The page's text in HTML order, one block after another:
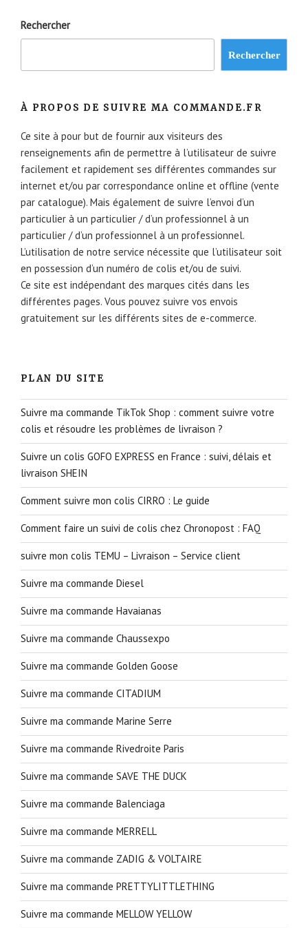
Rechercher
Rechercher
À PROPOS DE SUIVRE MA COMMANDE.FR
Ce site à pour but de fournir aux visiteurs des
renseignements afin de permettre à l’utilisateur de suivre
facilement et rapidement ses différentes commandes sur
internet et/ou par correspondance online et offline (vente
par catalogue). Mais également de suivre l’envoi d’un
particulier à un particulier / d’un professionnel à un
particulier / d’un professionnel à un professionnel.
L’utilisation de notre service nécessite que l’utilisateur soit
en possession d’un numéro de colis et/ou de suivi.
Ce site est indépendant des marques cités dans les
différentes pages. Vous pouvez suivre vos envois
gratuitement sur les différents sites de e-commerce.
PLAN DU SITE
Suivre ma commande TikTok Shop : comment suivre votre
colis et résoudre les problèmes de livraison ?
Suivre un colis GOFO EXPRESS en France : suivi, délais et
livraison SHEIN
Comment suivre mon colis CIRRO : Le guide
Comment faire un suivi de colis chez Chronopost : FAQ
suivre mon colis TEMU – Livraison – Service client
Suivre ma commande Diesel
Suivre ma commande Havaianas
Suivre ma commande Chaussexpo
Suivre ma commande Golden Goose
Suivre ma commande CITADIUM
Suivre ma commande Marine Serre
Suivre ma commande Rivedroite Paris
Suivre ma commande SAVE THE DUCK
Suivre ma commande Balenciaga
Suivre ma commande MERRELL
Suivre ma commande ZADIG & VOLTAIRE
Suivre ma commande PRETTYLITTLETHING
Suivre ma commande MELLOW YELLOW